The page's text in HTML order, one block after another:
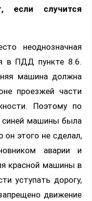
если случится
неоднозначная
в ПДД пункте 8.6.
машина должна
проезжей части
Поэтому по
синей машины была
он этого не сделал,
аварии и
красной машины в
уступать дорогу,
движение